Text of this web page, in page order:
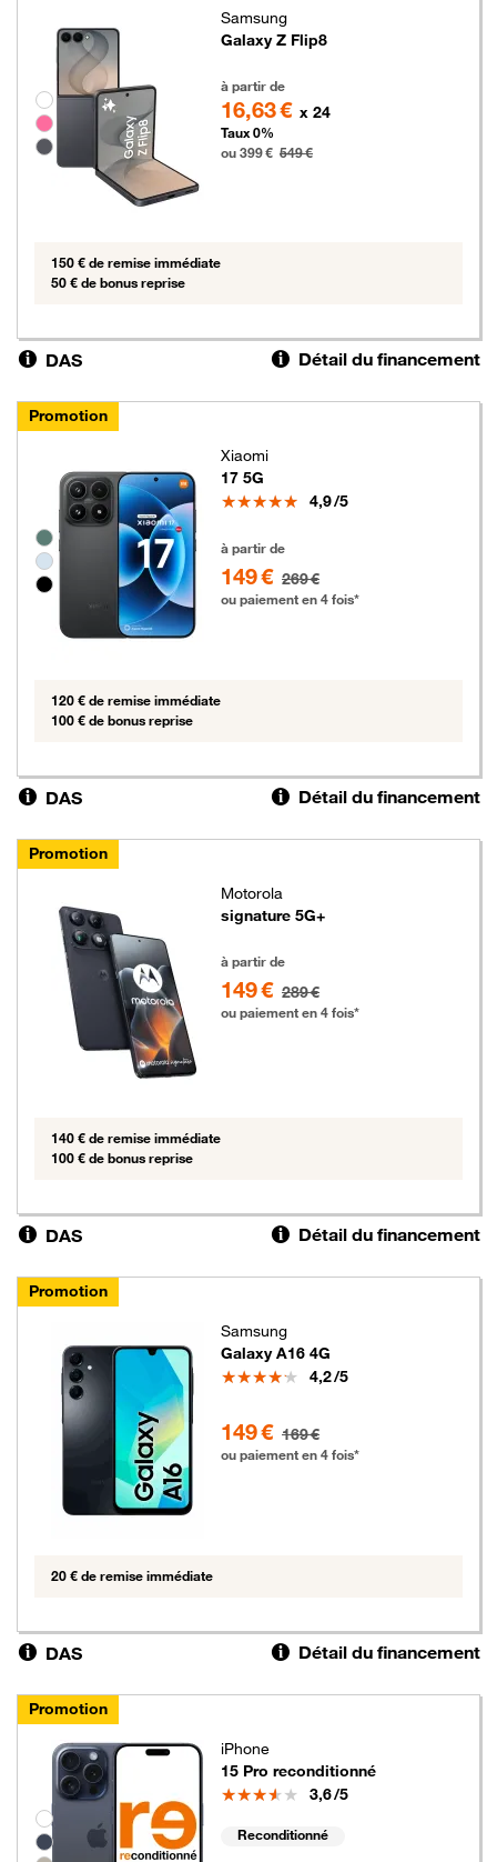
Groupe de couleurs disponibles non sélectionnables
Samsung
Galaxy Z Flip8
à partir de
16,63 € x 24
Taux 0%
ou 399 € 549 €
150 € de remise immédiate
50 € de bonus reprise
DAS Détail du financement
Promotion
Groupe de couleurs disponibles non sélectionnables
Xiaomi
17 5G
Note
4,9/5
à partir de
149 € 269 €
ou paiement en 4 fois*
120 € de remise immédiate
100 € de bonus reprise
DAS Détail du financement
Promotion
Motorola
signature 5G+
à partir de
149 € 289 €
ou paiement en 4 fois*
140 € de remise immédiate
100 € de bonus reprise
DAS Détail du financement
Promotion
Samsung
Galaxy A16 4G
Note
4,2/5
149 € 169 €
ou paiement en 4 fois*
20 € de remise immédiate
DAS Détail du financement
Promotion
Groupe de couleurs disponibles non sélectionnables
iPhone
15 Pro reconditionné
Note
3,6/5
Reconditionné